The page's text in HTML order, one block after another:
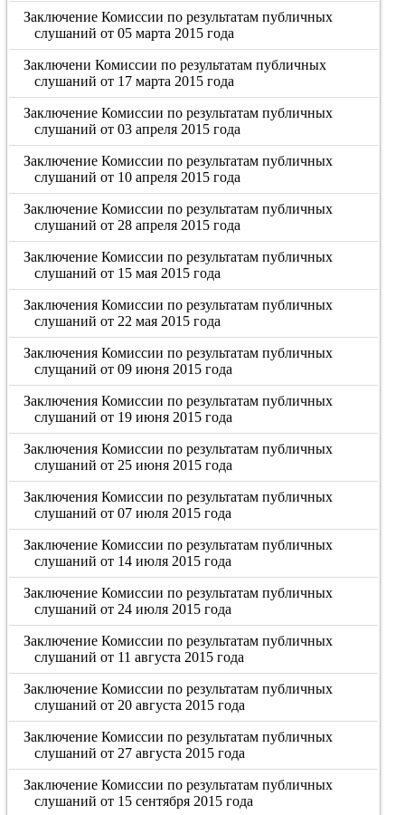
Заключение Комиссии по результатам публичных
слушаний от 05 марта 2015 года
Заключени Комиссии по результатам публичных
слушаний от 17 марта 2015 года
Заключение Комиссии по результатам публичных
слушаний от 03 апреля 2015 года
Заключение Комиссии по результатам публичных
слушаний от 10 апреля 2015 года
Заключение Комиссии по результатам публичных
слушаний от 28 апреля 2015 года
Заключение Комиссии по результатам публичных
слушаний от 15 мая 2015 года
Заключения Комиссии по результатам публичных
слушаний от 22 мая 2015 года
Заключения Комиссии по результатам публичных
слущаний от 09 июня 2015 года
Заключения Комиссии по результатам публичных
слушаний от 19 июня 2015 года
Заключения Комиссии по результатам публичных
слушаний от 25 июня 2015 года
Заключения Комиссии по результатам публичных
слушаний от 07 июля 2015 года
Заключение Комиссии по результатам публичных
слушаний от 14 июля 2015 года
Заключение Комиссии по результатам публичных
слушаний от 24 июля 2015 года
Заключение Комиссии по результатам публичных
слушаний от 11 августа 2015 года
Заключение Комиссии по результатам публичных
слушаний от 20 августа 2015 года
Заключение Комиссии по результатам публичных
слушаний от 27 августа 2015 года
Заключение Комиссии по результатам публичных
слушаний от 15 сентября 2015 года